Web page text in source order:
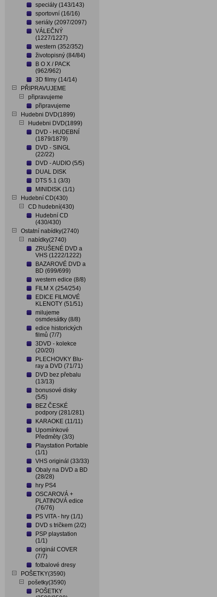
speciály (143/143)
sportovní (16/16)
seriály (2097/2097)
VÁLEČNÝ
(1227/1227)
western (352/352)
životopisný (84/84)
B O X / PACK
(962/962)
3D filmy (14/14)
PŘIPRAVUJEME
připravujeme
připravujeme
Hudebni DVD(1899)
Hudebni DVD(1899)
DVD - HUDEBNÍ
(1879/1879)
DVD - SINGL
(22/22)
DVD - AUDIO (5/5)
DUAL DISK
DTS 5.1 (3/3)
MINIDISK (1/1)
Hudební CD(430)
CD hudební(430)
Hudební CD
(430/430)
Ostatní nabídky(2740)
nabídky(2740)
ZRUŠENÉ DVD a
VHS (1222/1222)
BAZAROVÉ DVD a
BD (699/699)
western edice (8/8)
FILM X (254/254)
EDICE FILMOVÉ
KLENOTY (51/51)
milujeme
osmdesátky (8/8)
edice historických
filmů (7/7)
3DVD - kolekce
(20/20)
PLECHOVKY Blu-
ray a DVD (71/71)
DVD bez přebalu
(13/13)
bonusové disky
(5/5)
BEZ ČESKÉ
podpory (281/281)
KARAOKE (11/11)
Upomínkové
Předměty (3/3)
Playstation Portable
(1/1)
VHS originál (33/33)
Obaly na DVD a BD
(28/28)
hry PS4
OSCAROVÁ +
PLATINOVÁ edice
(76/76)
PS VITA - hry (1/1)
DVD s tričkem (2/2)
PSP playstation
(1/1)
originál COVER
(7/7)
fotbalové dresy
POŠETKY(3590)
pošetky(3590)
POŠETKY